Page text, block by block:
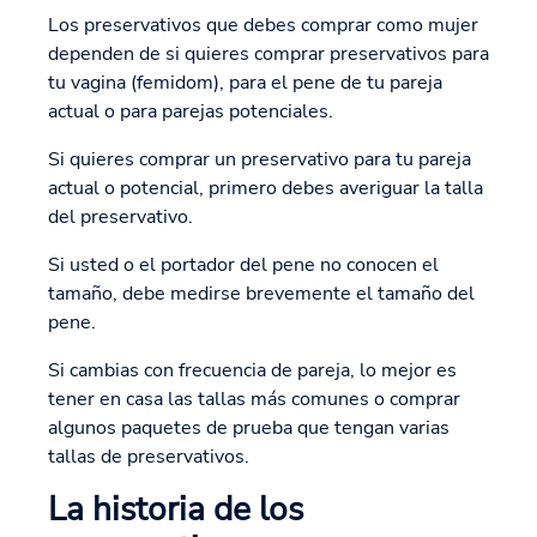
Los preservativos que debes comprar como mujer
dependen de si quieres comprar preservativos para
tu vagina (femidom), para el pene de tu pareja
actual o para parejas potenciales.
Si quieres comprar un preservativo para tu pareja
actual o potencial, primero debes averiguar la talla
del preservativo.
Si usted o el portador del pene no conocen el
tamaño, debe medirse brevemente el tamaño del
pene.
Si cambias con frecuencia de pareja, lo mejor es
tener en casa las tallas más comunes o comprar
algunos paquetes de prueba que tengan varias
tallas de preservativos.
La historia de los